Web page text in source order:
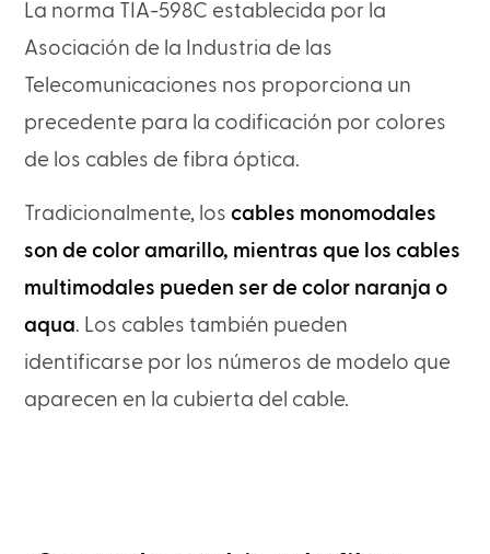
La norma TIA-598C establecida por la
Asociación de la Industria de las
Telecomunicaciones nos proporciona un
precedente para la codificación por colores
de los cables de fibra óptica.
Tradicionalmente, loscables monomodales
son de color amarillo, mientras que los cables
multimodales pueden ser de color naranja o
aqua. Los cables también pueden
identificarse por los números de modelo que
aparecen en la cubierta del cable.